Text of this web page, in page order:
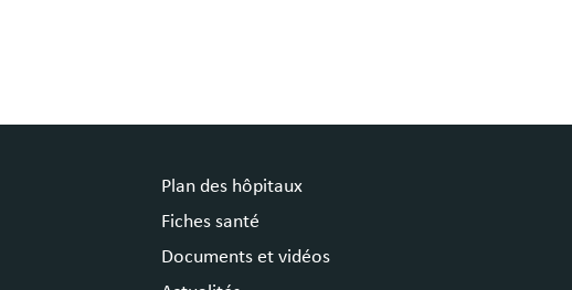
Plan des hôpitaux
Fiches santé
Documents et vidéos